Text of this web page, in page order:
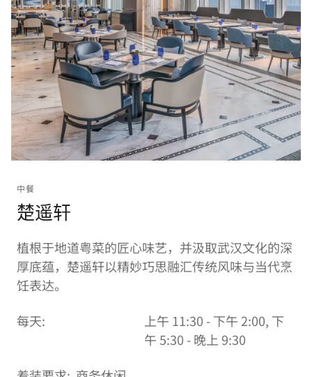
中餐
楚遥轩
植根于地道粤菜的匠心味艺，并汲取武汉文化的深
厚底蕴，楚遥轩以精妙巧思融汇传统风味与当代烹
饪表达。
每天:
上午 11:30 - 下午 2:00, 下
午 5:30 - 晚上 9:30